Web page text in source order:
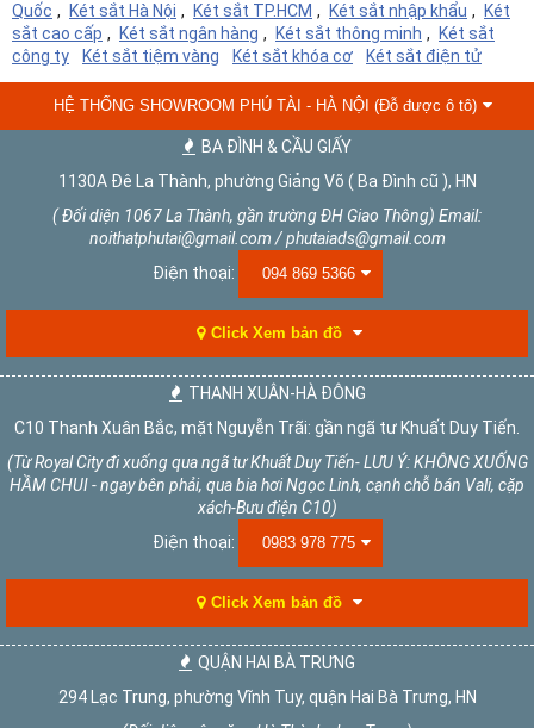
Quốc , Két sắt Hà Nội , Két sắt TP.HCM , Két sắt nhập khẩu ,
Két
sắt cao cấp , Két sắt ngân hàng , Két sắt thông minh ,
Két sắt
công ty
Két sắt tiệm vàng Két sắt khóa cơ Két sắt điện tử
HỆ THỐNG SHOWROOM PHÚ TÀI - HÀ NỘI (Đỗ được ô tô)
BA ĐÌNH & CẦU GIẤY
1130A Đê La Thành, phường Giảng Võ ( Ba Đình cũ ), HN
( Đối diện 1067 La Thành, gần trường ĐH Giao Thông) Email:
noithatphutai@gmail.com / phutaiads@gmail.com
Điện thoại:
094 869 5366
Click Xem bản đồ
THANH XUÂN-HÀ ĐÔNG
C10 Thanh Xuân Bắc, mặt Nguyễn Trãi: gần ngã tư Khuất Duy Tiến.
(Từ Royal City đi xuống qua ngã tư Khuất Duy Tiến- LƯU Ý: KHÔNG XUỐNG
HẦM CHUI - ngay bên phải, qua bia hơi Ngọc Linh, cạnh chỗ bán Vali, cặp
xách-Bưu điện C10)
Điện thoại:
0983 978 775
Click Xem bản đồ
QUẬN HAI BÀ TRƯNG
294 Lạc Trung, phường Vĩnh Tuy, quận Hai Bà Trưng, HN